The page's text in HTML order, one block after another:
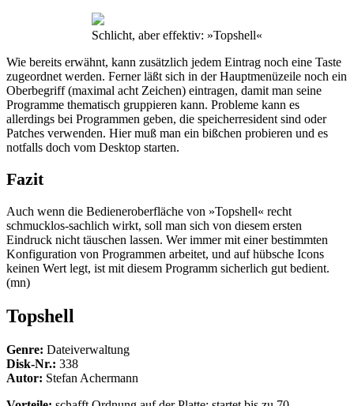
Schlicht, aber effektiv: »Topshell«
Wie bereits erwähnt, kann zusätzlich jedem Eintrag noch eine Taste
zugeordnet werden. Ferner läßt sich in der Hauptmenüzeile noch ein
Oberbegriff (maximal acht Zeichen) eintragen, damit man seine
Programme thematisch gruppieren kann. Probleme kann es
allerdings bei Programmen geben, die speicherresident sind oder
Patches verwenden. Hier muß man ein bißchen probieren und es
notfalls doch vom Desktop starten.
Fazit
Auch wenn die Bedieneroberfläche von »Topshell« recht
schmucklos-sachlich wirkt, soll man sich von diesem ersten
Eindruck nicht täuschen lassen. Wer immer mit einer bestimmten
Konfiguration von Programmen arbeitet, und auf hübsche Icons
keinen Wert legt, ist mit diesem Programm sicherlich gut bedient.
(mn)
Topshell
Genre: Dateiverwaltung
Disk-Nr.: 338
Autor: Stefan Achermann